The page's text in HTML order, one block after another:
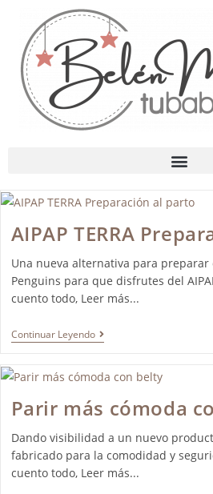
AIPAP TERRA
Una nueva alternativa para
Penguins para que disfrutes del
cuento todo, Leer más...
Continuar Leyendo
Parir más cómoda
Dando visibilidad a un nuevo
fabricado para la comodidad y
cuento todo, Leer más...